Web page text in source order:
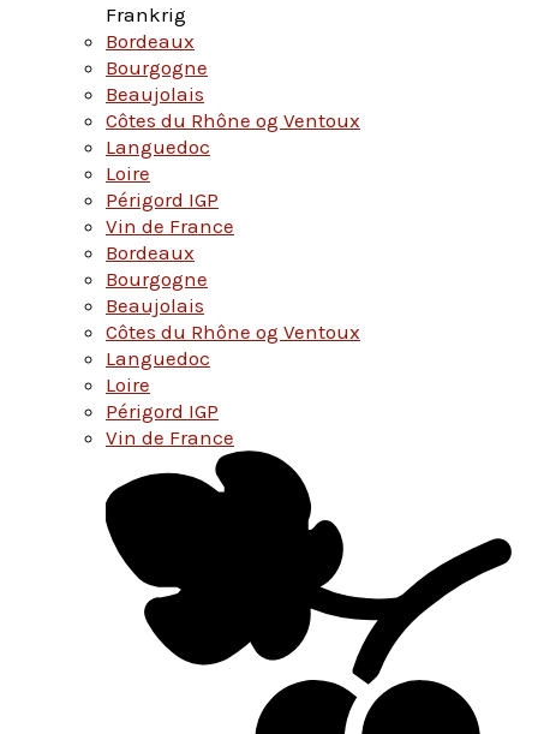
Frankrig
Bordeaux
Bourgogne
Beaujolais
Côtes du Rhône og Ventoux
Languedoc
Loire
Périgord IGP
Vin de France
Bordeaux
Bourgogne
Beaujolais
Côtes du Rhône og Ventoux
Languedoc
Loire
Périgord IGP
Vin de France